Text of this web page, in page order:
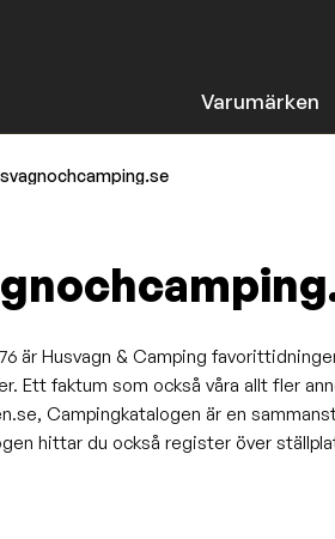
Varumärken
är Husvagn & Camping
Ett faktum som också våra allt fler
Campingkatalogen är en
hittar du också register över